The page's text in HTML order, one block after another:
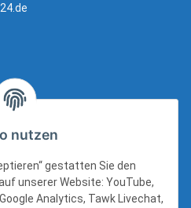
nutzen
gestatten Sie den
unserer Website: YouTube,
Analytics, Tawk Livechat,